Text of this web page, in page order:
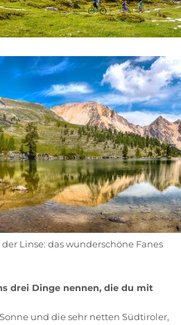
Linse: das wunderschöne Fanes
drei Dinge nennen, die du mit
und die sehr netten Südtiroler,